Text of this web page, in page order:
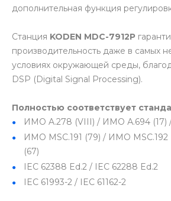
дополнительная функция
Станция KODEN MDC-7912P
производительность даже в самых
условиях окружающей среды,
DSP (Digital Signal Processing).
Полностью соответствует
ИМО A.278 (VIII) / ИМО А.694 (17)
ИМО MSC.191 (79) / ИМО
(67)
IEC 62388 Ed.2 / IEC 62288 Ed.2
IEC 61993-2 / IEC 61162-2